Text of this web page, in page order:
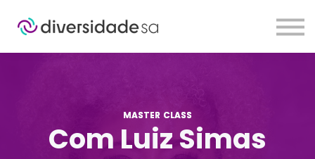
Planos
Contato
MASTER CLASS
Com Luiz Simas